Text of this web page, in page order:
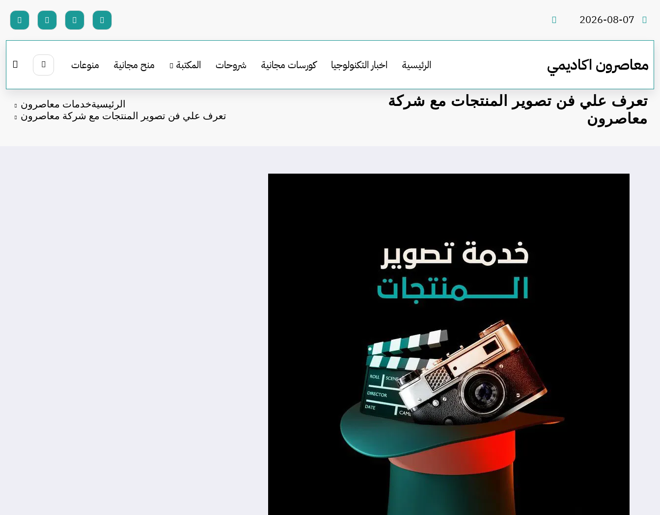
2026-08-07
معاصرون اكاديمي الرئيسية اخبار التكنولوجيا كورسات مجانية شروحات المكتبة منح مجانية منوعات
تعرف علي فن تصوير المنتجات مع شركة
معاصرون
الرئيسيةخدمات معاصرون
تعرف علي فن تصوير المنتجات مع شركة معاصرون